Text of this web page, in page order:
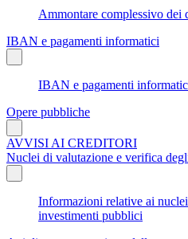
Ammontare complessivo dei
IBAN e pagamenti informatici
IBAN e pagamenti
Opere pubbliche
AVVISI AI CREDITORI
Nuclei di valutazione e verifica
Informazioni relative ai
investimenti pubblici